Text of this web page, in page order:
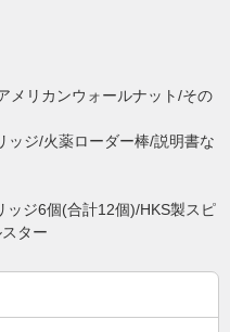
メリカンウォールナット/その
ッジ/火薬ローダー棒/説明書な
ッジ6個(合計12個)/HKS製スピ
ター